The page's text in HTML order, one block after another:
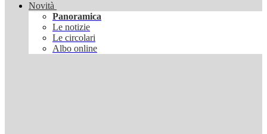
Novità
Panoramica
Le notizie
Le circolari
Albo online